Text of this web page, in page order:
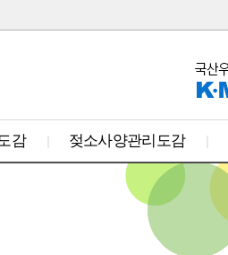
감 젖소사양관리도감